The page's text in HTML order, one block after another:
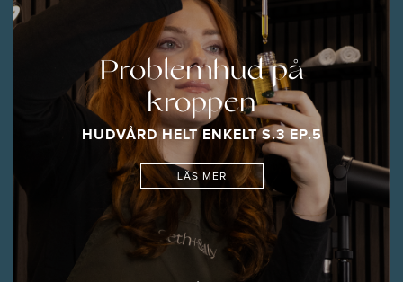
Problemhud på
kroppen
HUDVÅRD HELT ENKELT S.3 EP.5
LÄS MER